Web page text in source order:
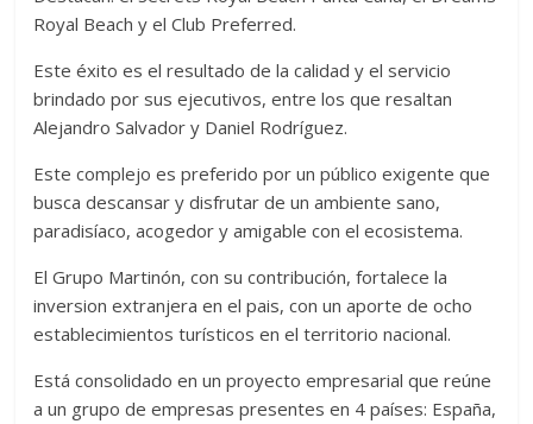
Royal Beach y el Club Preferred.
Este éxito es el resultado de la calidad y el servicio
brindado por sus ejecutivos, entre los que resaltan
Alejandro Salvador y Daniel Rodríguez.
Este complejo es preferido por un público exigente que
busca descansar y disfrutar de un ambiente sano,
paradisíaco, acogedor y amigable con el ecosistema.
El Grupo Martinón, con su contribución, fortalece la
inversion extranjera en el pais, con un aporte de ocho
establecimientos turísticos en el territorio nacional.
Está consolidado en un proyecto empresarial que reúne
a un grupo de empresas presentes en 4 países: España,